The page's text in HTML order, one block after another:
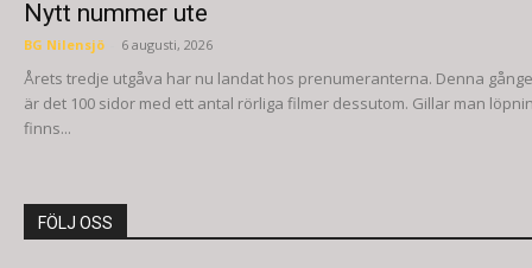
Nytt nummer ute
BG Nilensjö 6 augusti, 2026
Årets tredje utgåva har nu landat hos prenumeranterna. Denna
är det 100 sidor med ett antal rörliga filmer dessutom. Gillar man
finns...
FÖLJ OSS